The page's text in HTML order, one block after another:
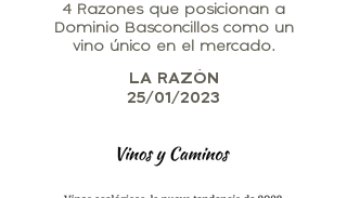
4 Razones que posicionan a
Dominio Basconcillos como un
vino único en el mercado.
LA RAZÓN
25/01/2023